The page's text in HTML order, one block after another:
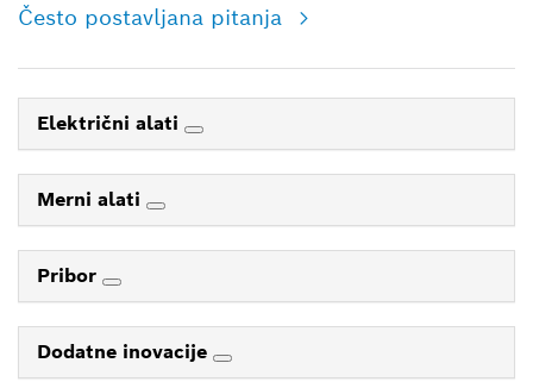
Često postavljana pitanja
Električni alati
Merni alati
Pribor
Dodatne inovacije